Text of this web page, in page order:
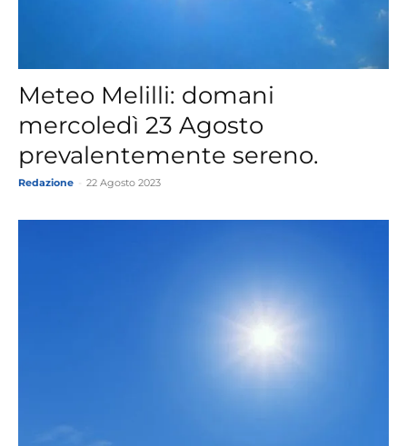
Meteo Melilli: domani
mercoledì 23 Agosto
prevalentemente sereno.
Redazione 22 Agosto 2023